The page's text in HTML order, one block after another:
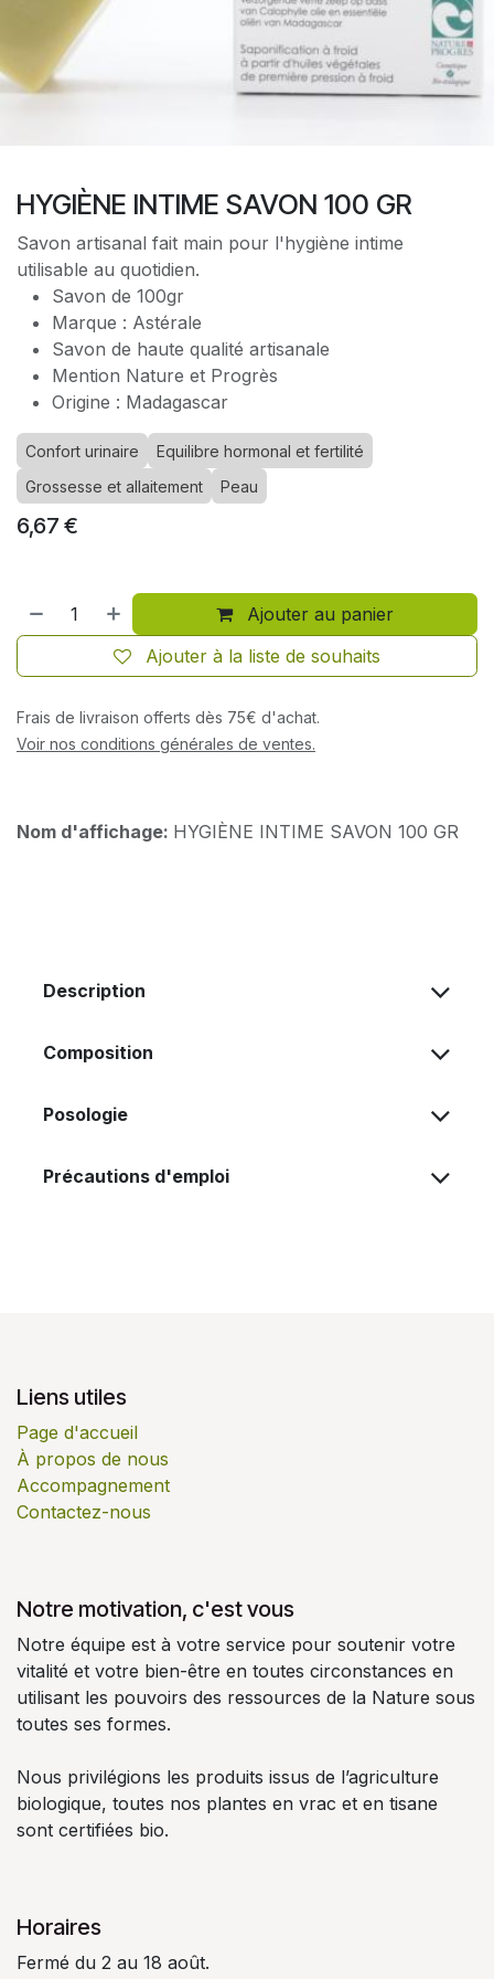
HYGIÈNE INTIME SAVON 100 GR
Savon artisanal fait main pour l'hygiène intime
utilisable au quotidien.
Savon de 100gr
Marque : Astérale
Savon de haute qualité artisanale
Mention Nature et Progrès
Origine : Madagascar
Confort urinaire
Equilibre hormonal et fertilité
Grossesse et allaitement
Peau
6,67 €
Ajouter au panier
Ajouter à la liste de souhaits
Frais de livraison offerts dès 75€ d'achat.
Voir nos conditions générales de ventes.
Nom d'affichage: HYGIÈNE INTIME SAVON 100 GR
Description
Composition
Posologie
Précautions d'emploi
Liens utiles
Page d'accueil
À propos de nous
Accompagnement
Contactez-nous
Notre motivation, c'est vous
Notre équipe est à votre service pour soutenir votre
vitalité et votre bien-être en toutes circonstances en
utilisant les pouvoirs des ressources de la Nature sous
toutes ses formes.
Nous privilégions les produits issus de l’agriculture
biologique, toutes nos plantes en vrac et en tisane
sont certifiées bio.
Horaires
Fermé du 2 au 18 août.